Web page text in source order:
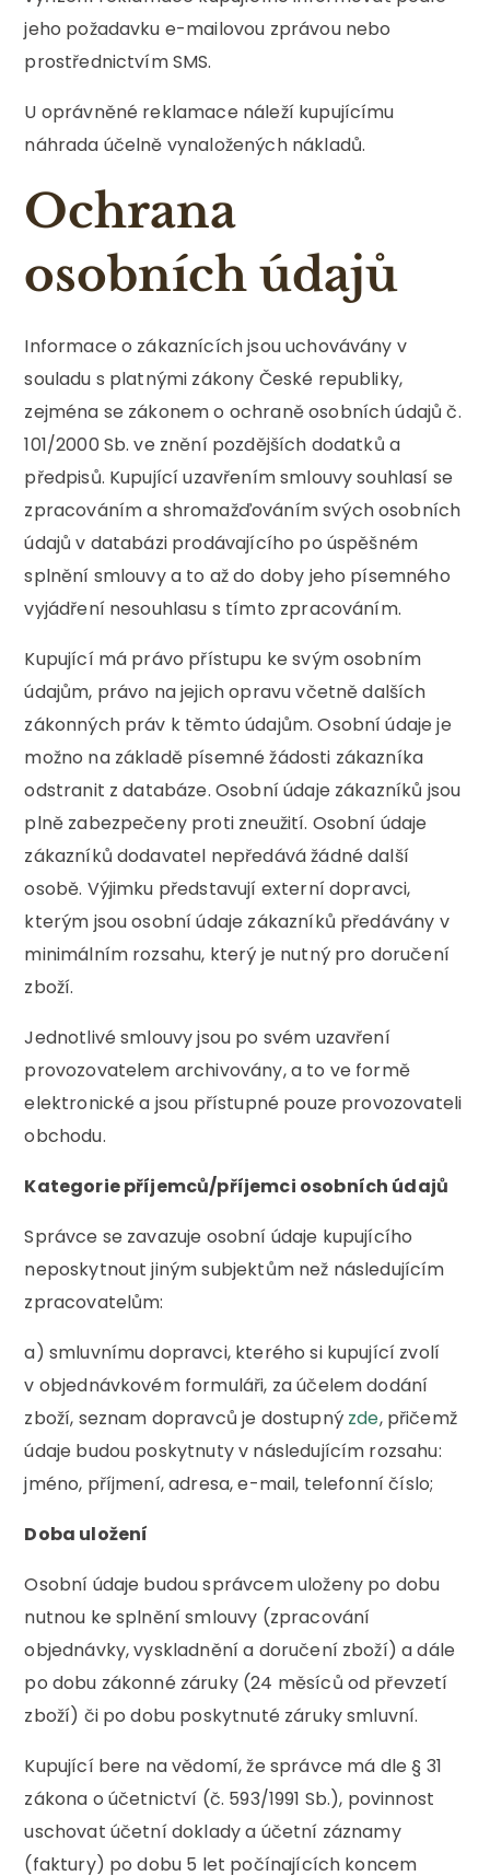
jeho požadavku e-mailovou zprávou nebo
prostřednictvím SMS.
U oprávněné reklamace náleží kupujícímu
náhrada účelně vynaložených nákladů.
Ochrana
osobních údajů
Informace o zákaznících jsou uchovávány v
souladu s platnými zákony České republiky,
zejména se zákonem o ochraně osobních údajů č.
101/2000 Sb. ve znění pozdějších dodatků a
předpisů. Kupující uzavřením smlouvy souhlasí se
zpracováním a shromažďováním svých osobních
údajů v databázi prodávajícího po úspěšném
splnění smlouvy a to až do doby jeho písemného
vyjádření nesouhlasu s tímto zpracováním.
Kupující má právo přístupu ke svým osobním
údajům, právo na jejich opravu včetně dalších
zákonných práv k těmto údajům. Osobní údaje je
možno na základě písemné žádosti zákazníka
odstranit z databáze. Osobní údaje zákazníků jsou
plně zabezpečeny proti zneužití. Osobní údaje
zákazníků dodavatel nepředává žádné další
osobě. Výjimku představují externí dopravci,
kterým jsou osobní údaje zákazníků předávány v
minimálním rozsahu, který je nutný pro doručení
zboží.
Jednotlivé smlouvy jsou po svém uzavření
provozovatelem archivovány, a to ve formě
elektronické a jsou přístupné pouze provozovateli
obchodu.
Kategorie příjemců/příjemci osobních údajů
Správce se zavazuje osobní údaje kupujícího
neposkytnout jiným subjektům než následujícím
zpracovatelům:
a) smluvnímu dopravci, kterého si kupující zvolí
v objednávkovém formuláři, za účelem dodání
zboží, seznam dopravců je dostupný zde, přičemž
údaje budou poskytnuty v následujícím rozsahu:
jméno, příjmení, adresa, e-mail, telefonní číslo;
Doba uložení
Osobní údaje budou správcem uloženy po dobu
nutnou ke splnění smlouvy (zpracování
objednávky, vyskladnění a doručení zboží) a dále
po dobu zákonné záruky (24 měsíců od převzetí
zboží) či po dobu poskytnuté záruky smluvní.
Kupující bere na vědomí, že správce má dle § 31
zákona o účetnictví (č. 593/1991 Sb.), povinnost
uschovat účetní doklady a účetní záznamy
(faktury) po dobu 5 let počínajících koncem